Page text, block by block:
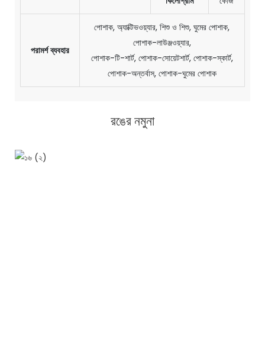
পরামর্শ ব্যবহার
পোশাক, অ্যাক্টিভওয়্যার, শিশু ও শিশু, ঘুমের পোশাক,
পোশাক-লাউঞ্জওয়্যার,
পোশাক-টি-শার্ট, পোশাক-সোয়েটশার্ট, পোশাক-স্কার্ট,
পোশাক-অন্তর্বাস, পোশাক-ঘুমের পোশাক
রঙের নমুনা